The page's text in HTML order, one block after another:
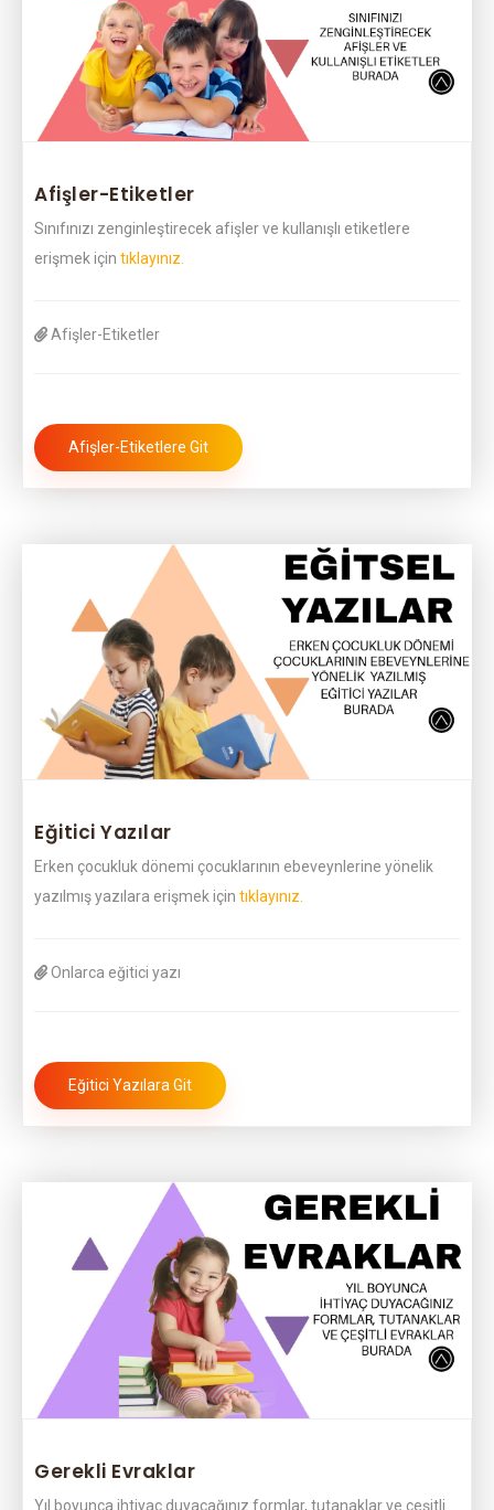
Afişler-Etiketler
Sınıfınızı zenginleştirecek afişler ve kullanışlı etiketlere
erişmek için tıklayınız.
Afişler-Etiketler
Afişler-Etiketlere Git
Eğitici Yazılar
Erken çocukluk dönemi çocuklarının ebeveynlerine yönelik
yazılmış yazılara erişmek için tıklayınız.
Onlarca eğitici yazı
Eğitici Yazılara Git
Gerekli Evraklar
Yıl boyunca ihtiyaç duyacağınız formlar, tutanaklar ve çeşitli